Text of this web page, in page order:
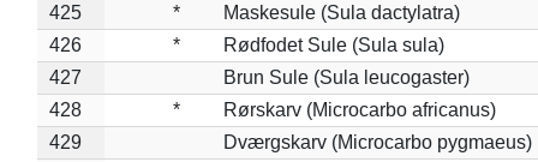
425
*
Maskesule (Sula dactylatra)
426
*
Rødfodet Sule (Sula sula)
427
Brun Sule (Sula leucogaster)
428
*
Rørskarv (Microcarbo africanus)
429
Dværgskarv (Microcarbo pygmaeus)